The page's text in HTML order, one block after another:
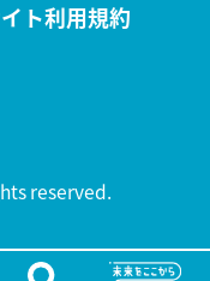
ト利用規約
reserved.